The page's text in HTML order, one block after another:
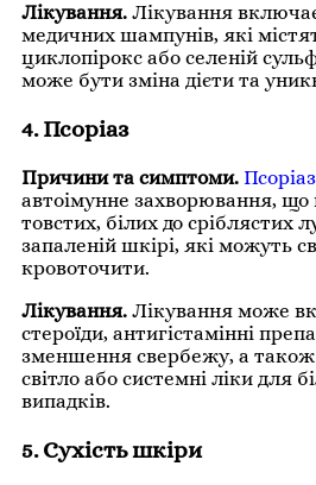
Лікування. Лікування
медичних шампунів, які
циклопірокс або селеній
може бути зміна дієти та
4. Псоріаз
Причини та симптоми. Псоріаз
автоімунне захворювання, що
товстих, білих до сріблястих
запаленій шкірі, які можуть
кровоточити.
Лікування. Лікування може
стероїди, антигістамінні
зменшення свербежу, а також
світло або системні ліки для
випадків.
5. Сухість шкіри